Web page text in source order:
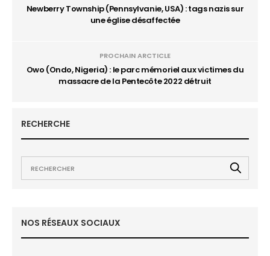
Newberry Township (Pennsylvanie, USA) : tags nazis sur
une église désaffectée
PROCHAIN ARCTICLE
Owo (Ondo, Nigeria) : le parc mémoriel aux victimes du
massacre de la Pentecôte 2022 détruit
RECHERCHE
NOS RÉSEAUX SOCIAUX